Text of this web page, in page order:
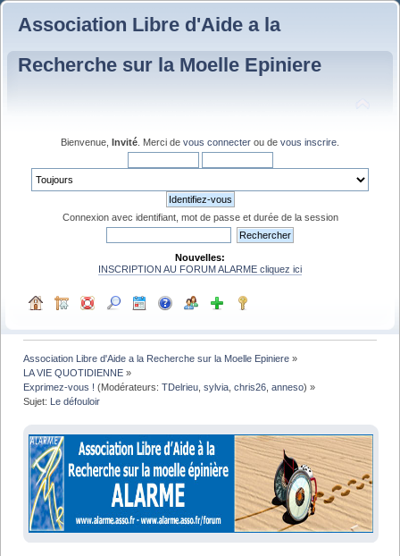
Association Libre d'Aide a la
Recherche sur la Moelle Epiniere
Bienvenue, Invité . Merci de vous connecter ou de vous inscrire
Connexion avec identifiant, mot de passe et durée de la session
Nouvelles:
INSCRIPTION AU FORUM ALARME cliquez ici
Association Libre d'Aide a la Recherche sur la Moelle Epiniere »
LA VIE QUOTIDIENNE »
Exprimez-vous ! (Modérateurs:TDelrieu ,sylvia ,chris26 ,anneso) »
Sujet: Le défouloir